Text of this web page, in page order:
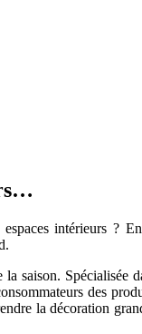
intérieurs ?
la saison.
des
la décoration